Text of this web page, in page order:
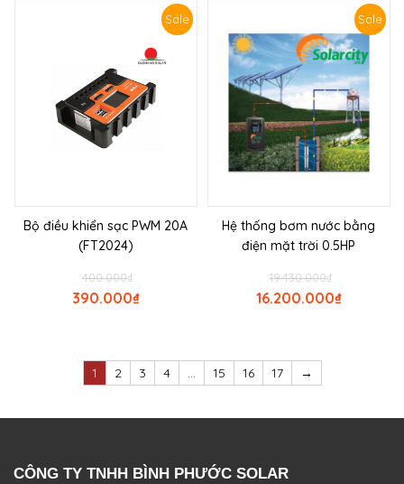
Sale
Bộ điều khiển sạc PWM 20A
(FT2024)
₫
400.000
₫
390.000
Sale
Hệ thống bơm nước bằng
điện mặt trời 0.5HP
₫
19.430.000
₫
16.200.000
1 2 3 4 … 15 16 17 →
CÔNG TY TNHH BÌNH PHƯỚC SOLAR